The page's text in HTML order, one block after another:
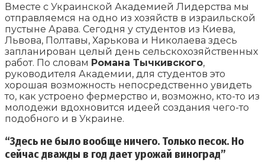
Вместе с Украинской Академией Лидерства мы
отправляемся на одно из хозяйств в израильской
пустыне Арава. Сегодня у студентов из Киева,
Львова, Полтавы, Харькова и Николаева здесь
запланирован целый день сельскохозяйственных
работ. По словам Романа Тычкивского,
руководителя Академии, для студентов это
хорошая возможность непосредственно увидеть
то, как устроено фермерство и, возможно, кто-то из
молодежи вдохновится идеей создания чего-то
подобного и в Украине.
“Здесь не было вообще ничего. Только песок. Но
сейчас дважды в год дает урожай виноград”